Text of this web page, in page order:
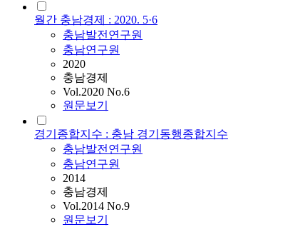
월간 충남경제 : 2020. 5·6
충남발전연구원
충남연구원
2020
충남경제
Vol.2020 No.6
원문보기
경기종합지수 : 충남 경기동행종합지수
충남발전연구원
충남연구원
2014
충남경제
Vol.2014 No.9
원문보기